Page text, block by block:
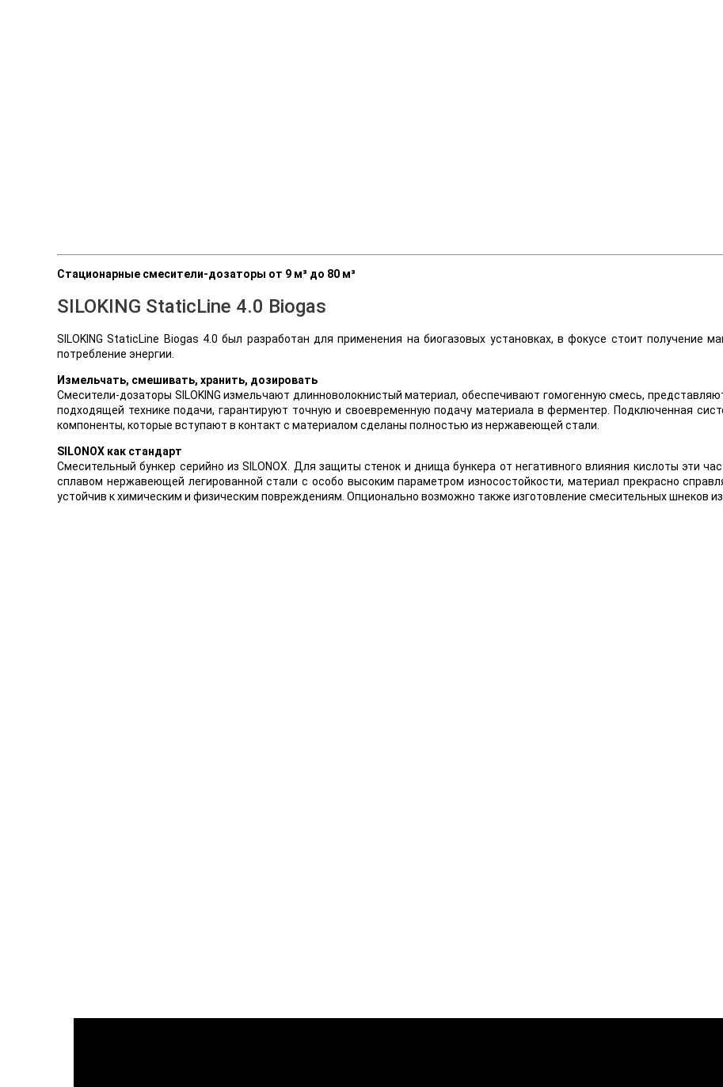
Стационарные смесители-дозаторы от 9 м³ до 80 м³
SILOKING StaticLine 4.0 Biogas
SILOKING StaticLine Biogas 4.0 был разработан для применения на биогазовых установках, в фокусе стоит получение
потребление энергии.
Измельчать, смешивать, хранить, дозировать
Смесители-дозаторы SILOKING измельчают длинноволокнистый материал, обеспечивают гомогенную смесь,
подходящей технике подачи, гарантируют точную и своевременную подачу материала в ферментер. Подключенная
компоненты, которые вступают в контакт с материалом сделаны полностью из нержавеющей стали.
SILONOX как стандарт
Смесительный бункер серийно из SILONOX. Для защиты стенок и днища бункера от негативного влияния кислоты эти
сплавом нержавеющей легированной стали с особо высоким параметром износостойкости, материал прекрасно
устойчив к химическим и физическим повреждениям. Опционально возможно также изготовление смесительных шнеков из